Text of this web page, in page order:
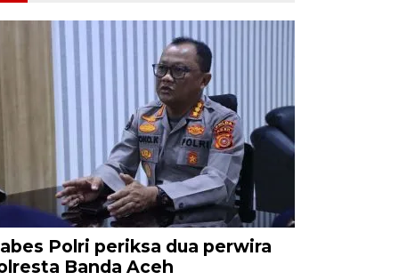
Polri periksa dua perwira
Banda Aceh